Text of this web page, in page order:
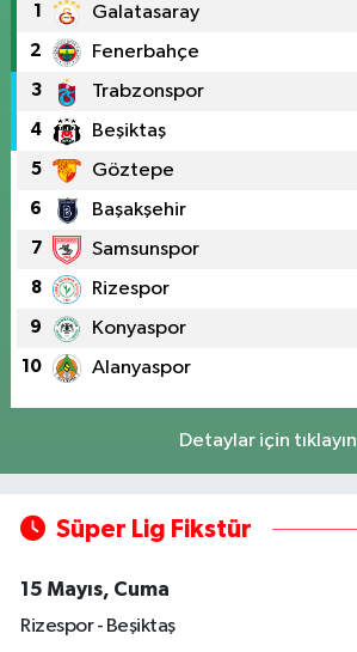
1 Galatasaray
2 Fenerbahçe
3 Trabzonspor
4 Beşiktaş
5 Göztepe
6 Başakşehir
7 Samsunspor
8 Rizespor
9 Konyaspor
10 Alanyaspor
Detaylar için tıklayın
Süper Lig Fikstür
15 Mayıs, Cuma
Rizespor - Beşiktaş